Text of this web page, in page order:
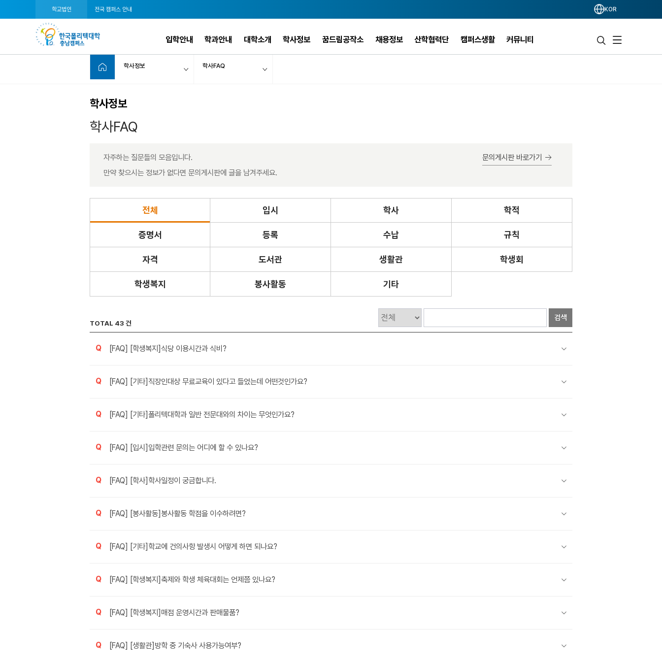
학교법인 전국 캠퍼스 안내 KOR
입학안내 학과안내 대학소개 학사정보 꿈드림공작소 채용정보 산학협력단 캠퍼스생활 커뮤니티
학사정보 학사FAQ
학사정보
학사FAQ
자주하는 질문들의 모음입니다.
문의게시판 바로가기
만약 찾으시는 정보가 없다면 문의게시판에 글을 남겨주세요.
전체 입시 학사 학적
증명서 등록 수납 규칙
자격 도서관 생활관 학생회
학생복지 봉사활동 기타
TOTAL 43 건
검색
Q [FAQ] [학생복지]식당 이용시간과 식비?
Q [FAQ] [기타]직장인대상 무료교육이 있다고 들었는데 어떤것인가요?
Q [FAQ] [기타]폴리텍대학과 일반 전문대와의 차이는 무엇인가요?
Q [FAQ] [입시]입학관련 문의는 어디에 할 수 있나요?
Q [FAQ] [학사]학사일정이 궁금합니다.
Q [FAQ] [봉사활동]봉사활동 학점을 이수하려면?
Q [FAQ] [기타]학교에 건의사항 발생시 어떻게 하면 되나요?
Q [FAQ] [학생복지]축제와 학생 체육대회는 언제쯤 있나요?
Q [FAQ] [학생복지]매점 운영시간과 판매물품?
Q [FAQ] [생활관]방학 중 기숙사 사용가능여부?